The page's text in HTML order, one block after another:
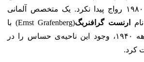
«نقطه جی» تا دهه ۱۹۸۰ رواج پیدا نکرد. یک متخصص آلمانی
ارنست گرافنربگ
(Ernst Grafenberg) با
انجام تحقیقاتی در دهه ۱۹۴۰، وجود این ناحیه‌ی حساس را در
کرد.